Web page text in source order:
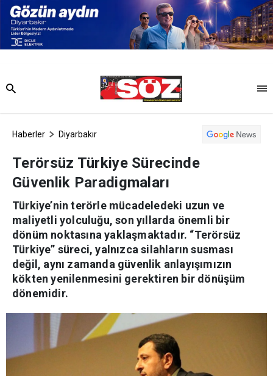
Haberler Diyarbakır
Terörsüz Türkiye Sürecinde
Güvenlik Paradigmaları
Türkiye’nin terörle mücadeledeki uzun ve
maliyetli yolculuğu, son yıllarda önemli bir
dönüm noktasına yaklaşmaktadır. “Terörsüz
Türkiye” süreci, yalnızca silahların susması
değil, aynı zamanda güvenlik anlayışımızın
kökten yenilenmesini gerektiren bir dönüşüm
dönemidir.